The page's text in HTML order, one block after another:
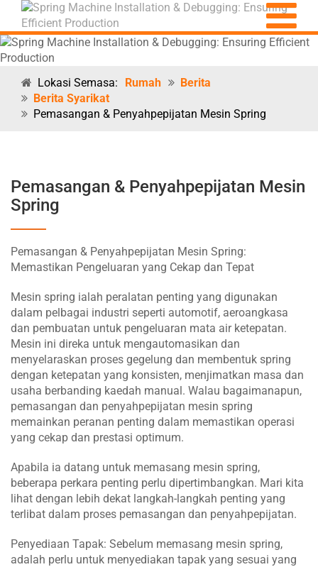
Lokasi Semasa: Rumah
Berita
Berita Syarikat
Pemasangan & Penyahpepijatan Mesin Spring
Pemasangan & Penyahpepijatan Mesin
Spring
Pemasangan & Penyahpepijatan Mesin Spring:
Memastikan Pengeluaran yang Cekap dan Tepat
Mesin spring ialah peralatan penting yang digunakan
dalam pelbagai industri seperti automotif, aeroangkasa
dan pembuatan untuk pengeluaran mata air ketepatan.
Mesin ini direka untuk mengautomasikan dan
menyelaraskan proses gegelung dan membentuk spring
dengan ketepatan yang konsisten, menjimatkan masa dan
usaha berbanding kaedah manual. Walau bagaimanapun,
pemasangan dan penyahpepijatan mesin spring
memainkan peranan penting dalam memastikan operasi
yang cekap dan prestasi optimum.
Apabila ia datang untuk memasang mesin spring,
beberapa perkara penting perlu dipertimbangkan. Mari kita
lihat dengan lebih dekat langkah-langkah penting yang
terlibat dalam proses pemasangan dan penyahpepijatan.
Penyediaan Tapak: Sebelum memasang mesin spring,
adalah perlu untuk menyediakan tapak yang sesuai yang